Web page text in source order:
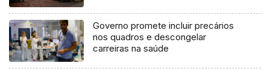
Governo promete incluir precários
nos quadros e descongelar
carreiras na saúde